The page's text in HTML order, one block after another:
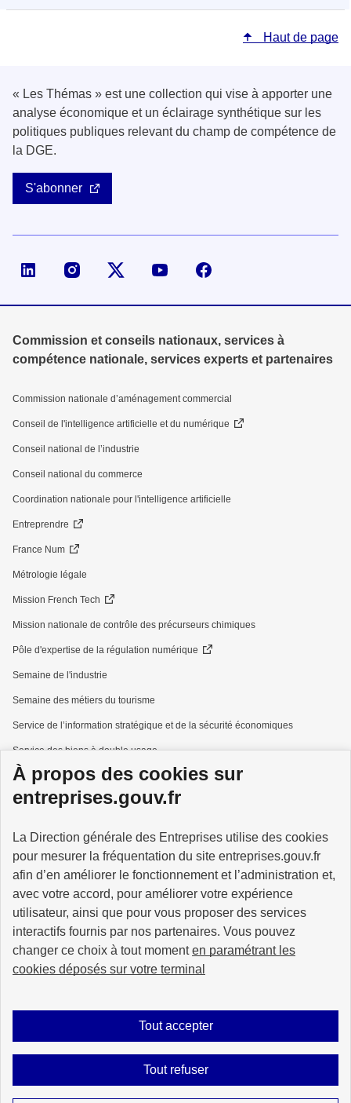
À propos des cookies sur
entreprises.gouv.fr
La Direction générale des Entreprises utilise des cookies
pour mesurer la fréquentation du site entreprises.gouv.fr
afin d’en améliorer le fonctionnement et l’administration et,
avec votre accord, pour améliorer votre expérience
utilisateur, ainsi que pour vous proposer des services
interactifs fournis par nos partenaires. Vous pouvez
changer ce choix à tout momenten paramétrant les
cookies déposés sur votre terminal
Tout accepter
Tout refuser
Haut de page
« Les Thémas » est une collection qui vise à apporter une
analyse économique et un éclairage synthétique sur les
politiques publiques relevant du champ de compétence de
la DGE.
S'abonner
Page LinkedIn de la DGECompte X (ex-Twitter) de la DGE
Commission et conseils nationaux, services à
compétence nationale, services experts et partenaires
Commission nationale d’aménagement commercial
Conseil de l'intelligence artificielle et du numérique
Conseil national de l’industrie
Conseil national du commerce
Coordination nationale pour l'intelligence artificielle
Entreprendre
France Num
Métrologie légale
Mission French Tech
Mission nationale de contrôle des précurseurs chimiques
Pôle d'expertise de la régulation numérique
Semaine de l'industrie
Semaine des métiers du tourisme
Service de l’information stratégique et de la sécurité économiques
Service des biens à double usage
Services à la personne
GOUVERNEMENT
info.gouv.fr service-public.gouv.fr
Plan du site Accessibilité : partiellement conforme Mentions légales
Gestion des cookies